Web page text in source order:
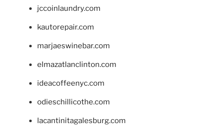
jccoinlaundry.com
kautorepair.com
marjaeswinebar.com
elmazatlanclinton.com
ideacoffeenyc.com
odieschillicothe.com
lacantinitagalesburg.com